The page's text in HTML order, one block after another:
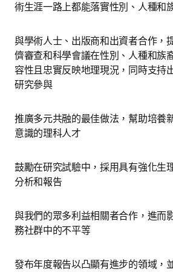
術生涯一路上都能落實性別、人種和
與學術人士、出版商和出資者合作，
儕審查和科學會議在性別、人種和族
容性且忠實反映地理現況，同時支持
研究參與
推廣多元共融的最佳做法，幫助培養
意識的理科人才
鼓勵在研究試驗中，採用具有強化生
分析和報告
與我們的眾多利益相關者合作，進而
務社群中的不平等
發布年度報告以凸顯有進步的領域，